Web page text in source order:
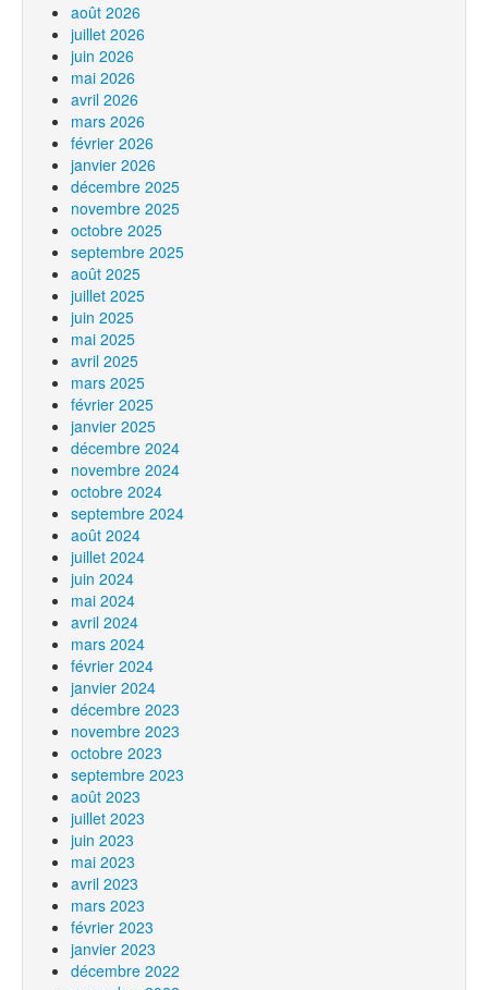
août 2026
juillet 2026
juin 2026
mai 2026
avril 2026
mars 2026
février 2026
janvier 2026
décembre 2025
novembre 2025
octobre 2025
septembre 2025
août 2025
juillet 2025
juin 2025
mai 2025
avril 2025
mars 2025
février 2025
janvier 2025
décembre 2024
novembre 2024
octobre 2024
septembre 2024
août 2024
juillet 2024
juin 2024
mai 2024
avril 2024
mars 2024
février 2024
janvier 2024
décembre 2023
novembre 2023
octobre 2023
septembre 2023
août 2023
juillet 2023
juin 2023
mai 2023
avril 2023
mars 2023
février 2023
janvier 2023
décembre 2022